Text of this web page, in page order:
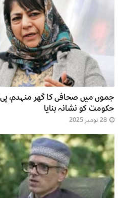
جموں میں صحافی کا گھر منہدم،
حکومت کو نشانہ بنایا